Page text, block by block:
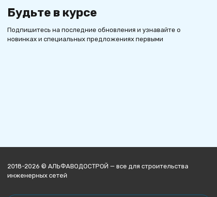
Будьте в курсе
Подпишитесь на последние обновления и узнавайте о
новинках и специальных предложениях первыми
2018-2026 © АЛЬФАВОДОСТРОЙ — все для строительства
инженерных сетей